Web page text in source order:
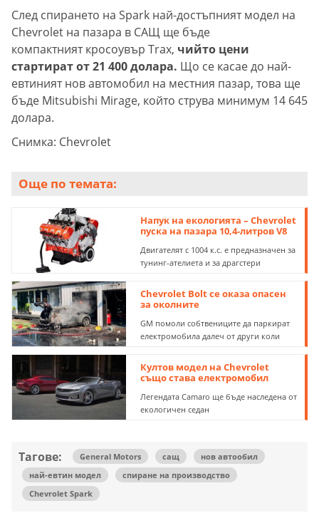
След спирането на Spark най-достъпният модел на
Chevrolet на пазара в САЩ ще бъде
компактният кросоувър Trax, чийто цени
стартират от 21 400 долара. Що се касае до най-
евтиният нов автомобил на местния пазар, това ще
бъде Mitsubishi Mirage, който струва минимум 14 645
долара.
Снимка: Chevrolet
Още по темата:
Напук на екологията – Chevrolet
пуска на пазара 10,4-литров V8
Двигателят с 1004 к.с. е предназначен за
тунинг-ателиета и за драгстери
Chevrolet Bolt се оказа опасен
за околните
GM помоли собтвениците да паркират
електромобила далеч от други коли
Култов модел на Chevrolet
също става електромобил
Легендата Camaro ще бъде наследена от
екологичен седан
Тагове: General Motors сащ
нов автообил
най-евтин модел
спиране на производство
Chevrolet Spark